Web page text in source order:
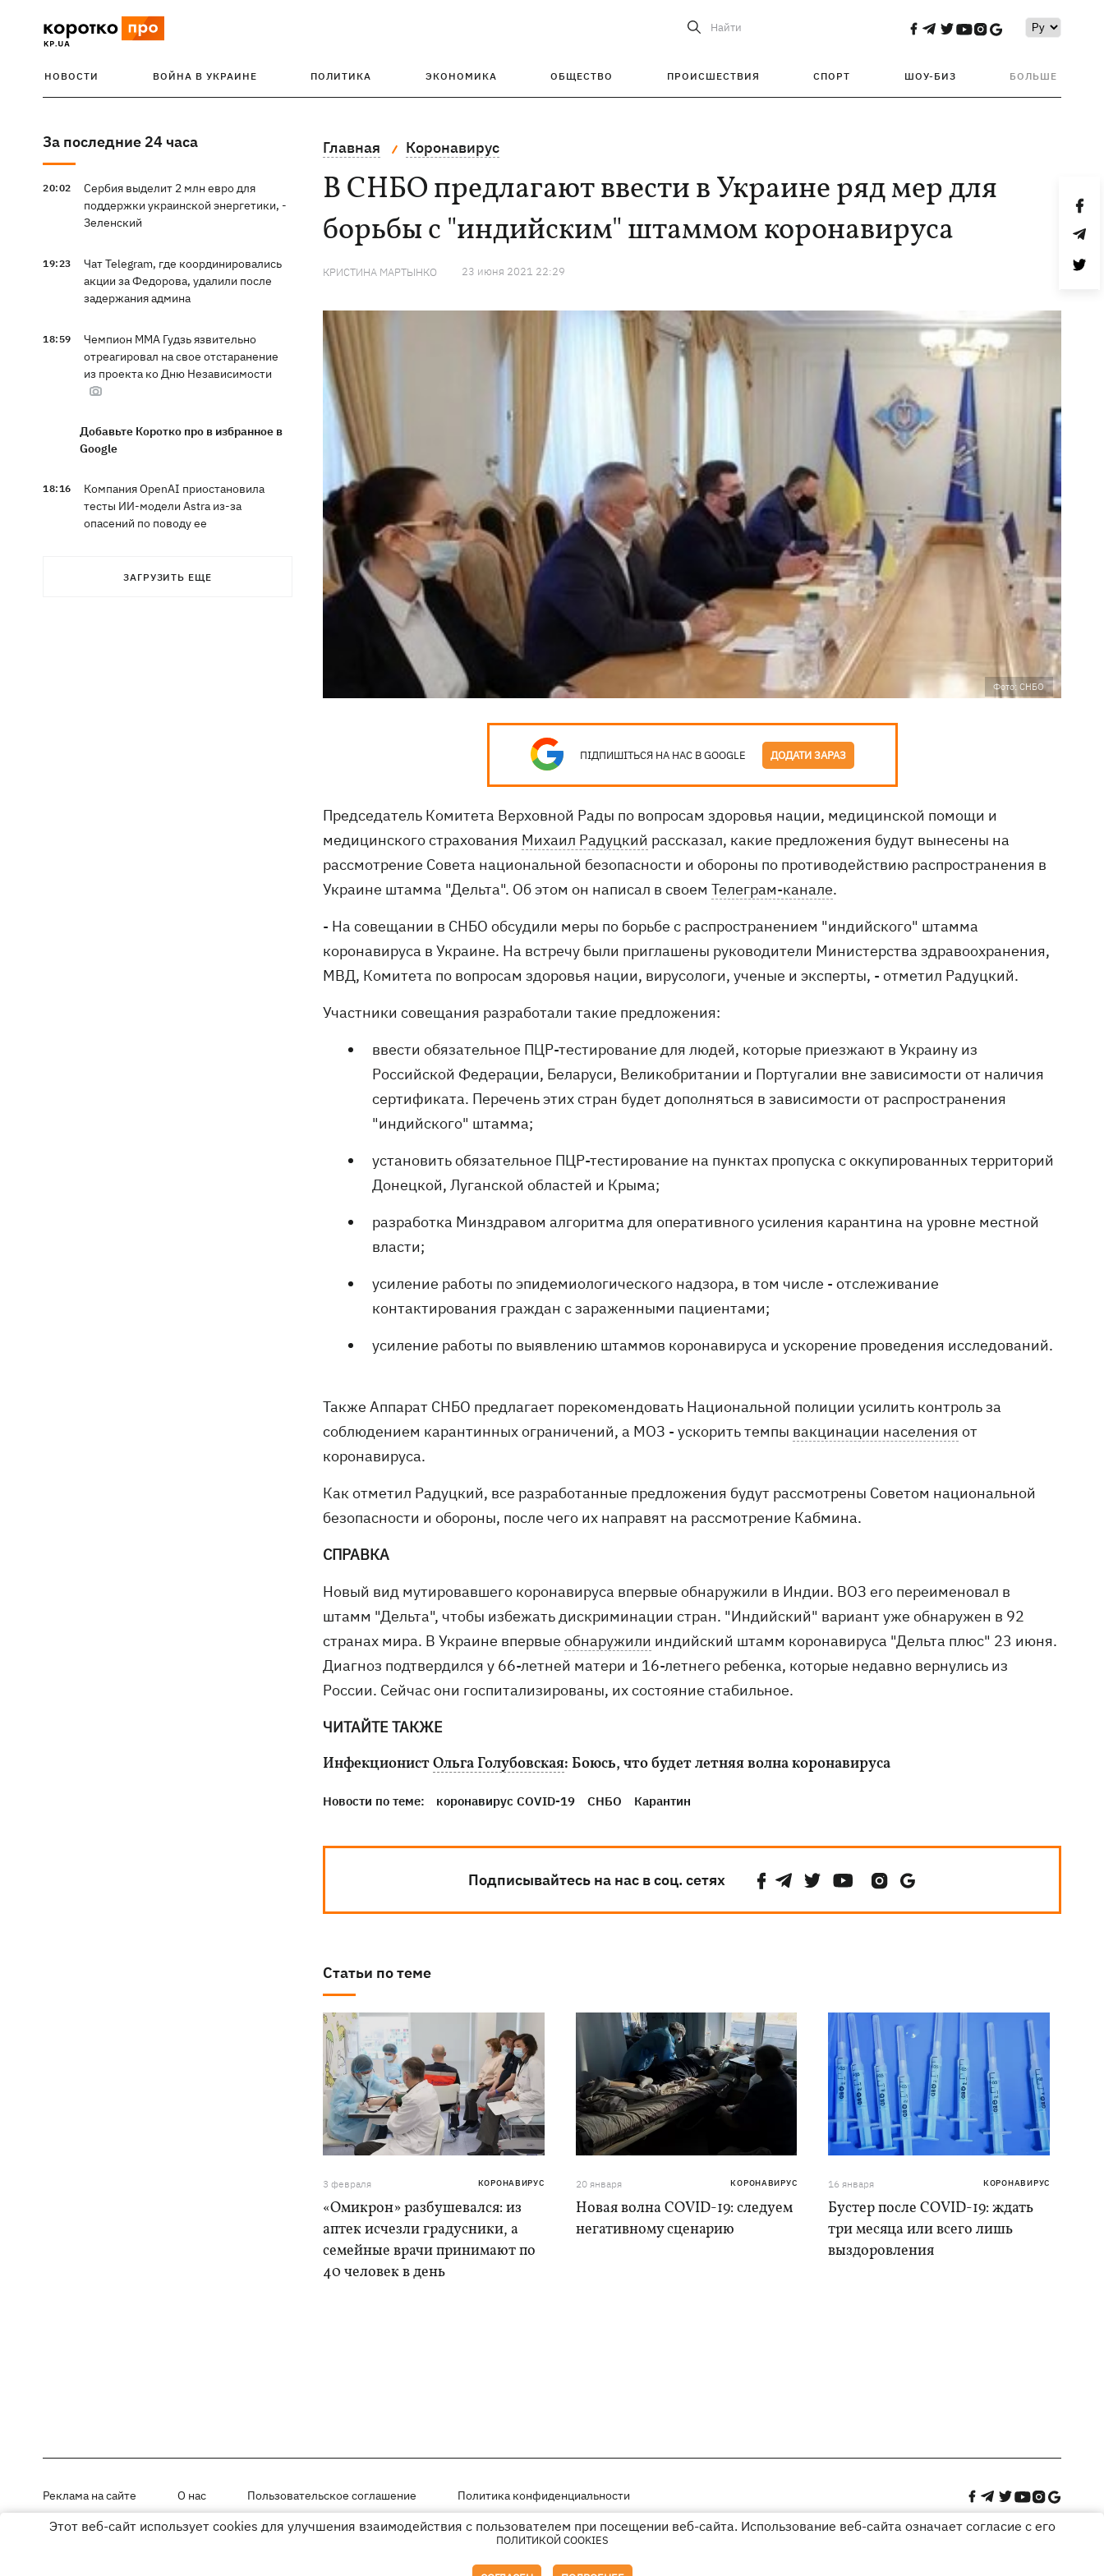
Найти
НОВОСТИ ВОЙНА В УКРАИНЕ ПОЛИТИКА ЭКОНОМИКА ОБЩЕСТВО ПРОИСШЕСТВИЯ СПОРТ ШОУ-БИЗ БОЛЬШЕ
За последние 24 часа
20:02
Сербия выделит 2 млн евро для
поддержки украинской энергетики, -
Зеленский
19:23
Чат Telegram, где координировались
акции за Федорова, удалили после
задержания админа
18:59
Чемпион ММА Гудзь язвительно
отреагировал на свое отстаранение
из проекта ко Дню Независимости
Добавьте Коротко про в избранное в
Google
18:16
Компания OpenAI приостановила
тесты ИИ-модели Astra из-за
опасений по поводу ее
В Болгарии дрон взорвался недалеко
ЗАГРУЗИТЬ ЕЩЕ
Главная Коронавирус
В СНБО предлагают ввести в Украине ряд мер для
борьбы с "индийским" штаммом коронавируса
КРИСТИНА МАРТЫНКО 23 июня 2021 22:29
Фото: СНБО
ПІДПИШІТЬСЯ НА НАС В GOOGLE ДОДАТИ ЗАРАЗ
Председатель Комитета Верховной Рады по вопросам здоровья нации, медицинской помощи и
медицинского страхования Михаил Радуцкий рассказал, какие предложения будут вынесены на
рассмотрение Совета национальной безопасности и обороны по противодействию распространения в
Украине штамма "Дельта". Об этом он написал в своем Телеграм-канале.
- На совещании в СНБО обсудили меры по борьбе с распространением "индийского" штамма
коронавируса в Украине. На встречу были приглашены руководители Министерства здравоохранения,
МВД, Комитета по вопросам здоровья нации, вирусологи, ученые и эксперты, - отметил Радуцкий.
Участники совещания разработали такие предложения:
ввести обязательное ПЦР-тестирование для людей, которые приезжают в Украину из
Российской Федерации, Беларуси, Великобритании и Португалии вне зависимости от наличия
сертификата. Перечень этих стран будет дополняться в зависимости от распространения
"индийского" штамма;
установить обязательное ПЦР-тестирование на пунктах пропуска с оккупированных территорий
Донецкой, Луганской областей и Крыма;
разработка Минздравом алгоритма для оперативного усиления карантина на уровне местной
власти;
усиление работы по эпидемиологического надзора, в том числе - отслеживание
контактирования граждан с зараженными пациентами;
усиление работы по выявлению штаммов коронавируса и ускорение проведения исследований.
Также Аппарат СНБО предлагает порекомендовать Национальной полиции усилить контроль за
соблюдением карантинных ограничений, а МОЗ - ускорить темпы вакцинации населения от
коронавируса.
Как отметил Радуцкий, все разработанные предложения будут рассмотрены Советом национальной
безопасности и обороны, после чего их направят на рассмотрение Кабмина.
СПРАВКА
Новый вид мутировавшего коронавируса впервые обнаружили в Индии. ВОЗ его переименовал в
штамм "Дельта", чтобы избежать дискриминации стран. "Индийский" вариант уже обнаружен в 92
странах мира. В Украине впервые обнаружили индийский штамм коронавируса "Дельта плюс" 23 июня.
Диагноз подтвердился у 66-летней матери и 16-летнего ребенка, которые недавно вернулись из
России. Сейчас они госпитализированы, их состояние стабильное.
ЧИТАЙТЕ ТАКЖЕ
Инфекционист Ольга Голубовская: Боюсь, что будет летняя волна коронавируса
Новости по теме: коронавирус COVID-19 СНБО Карантин
Подписывайтесь на нас в соц. сетях
Статьи по теме
3 февраля КОРОНАВИРУС
«Омикрон» разбушевался: из
аптек исчезли градусники, а
семейные врачи принимают по
40 человек в день
20 января КОРОНАВИРУС
Новая волна COVID-19: следуем
негативному сценарию
16 января КОРОНАВИРУС
Бустер после COVID-19: ждать
три месяца или всего лишь
выздоровления
Реклама на сайте О нас Пользовательское соглашение Политика конфиденциальности
Материалы под рубриками «Новости компании», «PR» и «Факт» размещены на правах рекламы
Этот веб-сайт использует cookies для улучшения взаимодействия с пользователем при посещении веб-сайта. Использование веб-сайта означает согласие с его
ПОЛИТИКОЙ COOKIES